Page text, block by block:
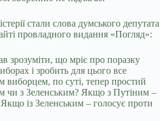
стали слова думського депутата
провладного видання «Погляд»:
зрозуміти, що мріє про поразку
і зробить для цього все
виборцем, по суті, тепер простий
чи з Зеленським? Якщо з Путіним –
із Зеленським – голосує проти